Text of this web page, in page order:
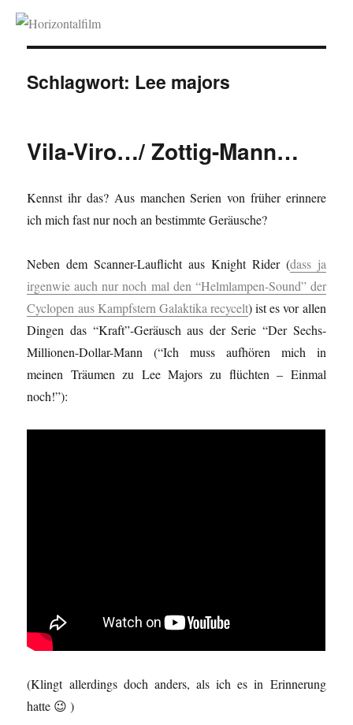
Horizontalfilm
Schlagwort: Lee majors
Vila-Viro…/ Zottig-Mann…
Kennst ihr das? Aus manchen Serien von früher erinnere
ich mich fast nur noch an bestimmte Geräusche?
Neben dem Scanner-Lauflicht aus Knight Rider (dass ja
irgenwie auch nur noch mal den “Helmlampen-Sound” der
Cyclopen aus Kampfstern Galaktika recycelt) ist es vor allen
Dingen das “Kraft”-Geräusch aus der Serie “Der Sechs-
Millionen-Dollar-Mann (“Ich muss aufhören mich in
meinen Träumen zu Lee Majors zu flüchten – Einmal
noch!”):
(Klingt allerdings doch anders, als ich es in Erinnerung
hatte 😉 )